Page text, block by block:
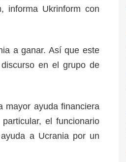
informa Ukrinform con
a ganar. Así que este
en el grupo de
mayor ayuda financiera
el funcionario
a Ucrania por un